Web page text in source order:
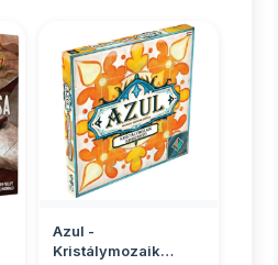
Azul -
Kristálymozaik